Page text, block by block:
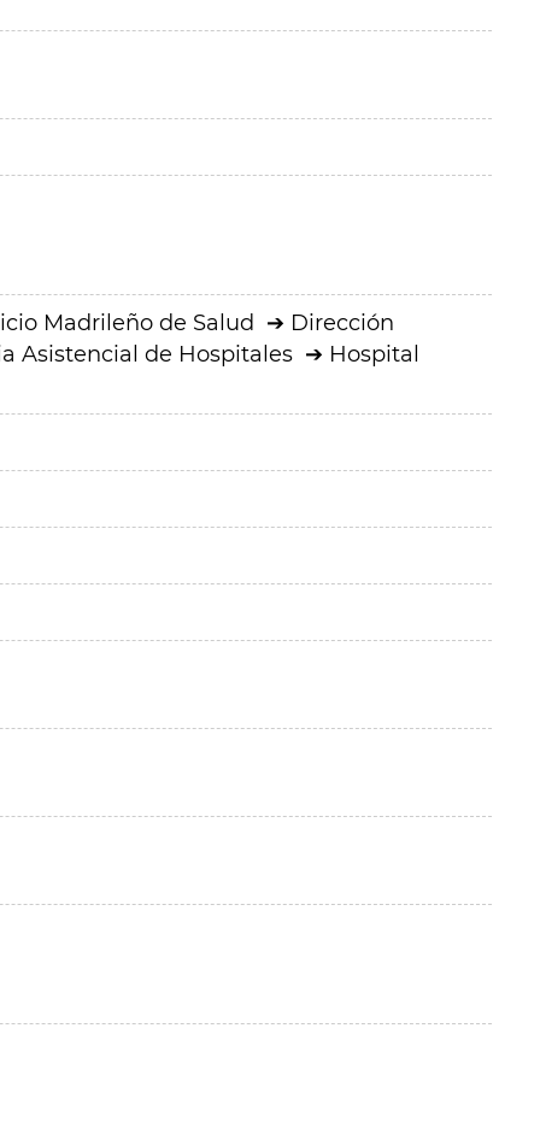
Madrileño de Salud
Dirección
Asistencial de Hospitales
Hospital